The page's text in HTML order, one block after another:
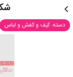
دسته: کیف و کفش و لباس